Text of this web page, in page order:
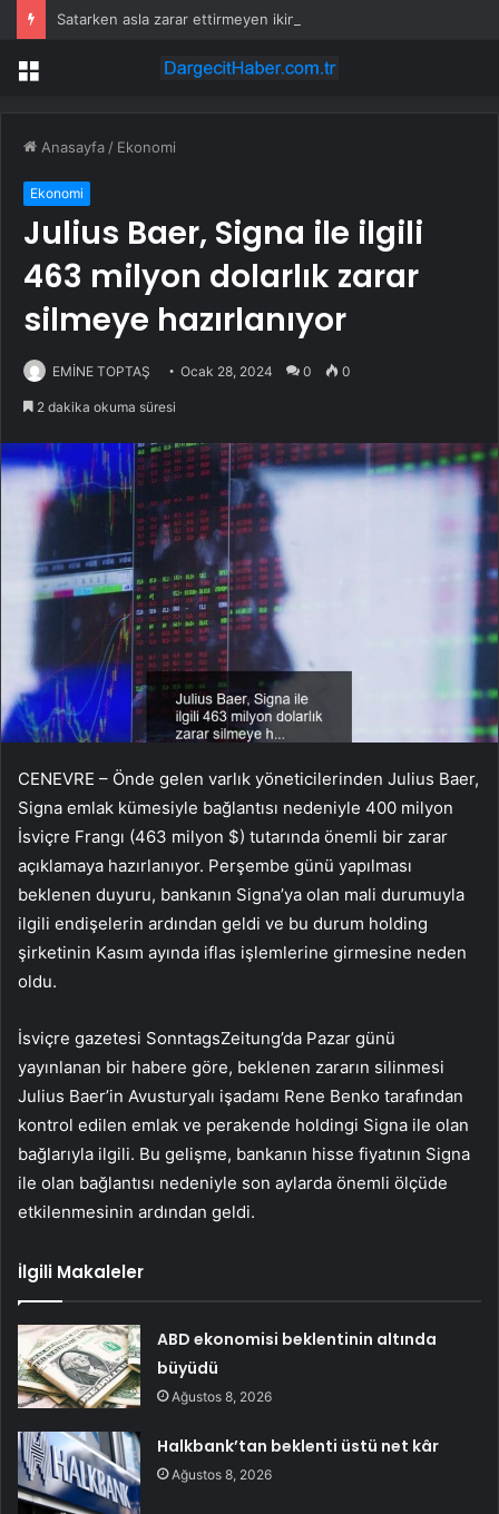
Satarken asla zarar ettirmeyen ikinci el araçlar
Menü
Anasayfa / Ekonomi
Ekonomi
Julius Baer, ​​Signa ile ilgili
463 milyon dolarlık zarar
silmeye hazırlanıyor
EMİNE TOPTAŞ Ocak 28, 2024 0 0
2 dakika okuma süresi
CENEVRE – Önde gelen varlık yöneticilerinden Julius Baer,
​​Signa emlak kümesiyle bağlantısı nedeniyle 400 milyon
İsviçre Frangı (463 milyon $) tutarında önemli bir zarar
açıklamaya hazırlanıyor. Perşembe günü yapılması
beklenen duyuru, bankanın Signa’ya olan mali durumuyla
ilgili endişelerin ardından geldi ve bu durum holding
şirketinin Kasım ayında iflas işlemlerine girmesine neden
oldu.
İsviçre gazetesi SonntagsZeitung’da Pazar günü
yayınlanan bir habere göre, beklenen zararın silinmesi
Julius Baer’in Avusturyalı işadamı Rene Benko tarafından
kontrol edilen emlak ve perakende holdingi Signa ile olan
bağlarıyla ilgili. Bu gelişme, bankanın hisse fiyatının Signa
ile olan bağlantısı nedeniyle son aylarda önemli ölçüde
etkilenmesinin ardından geldi.
İlgili Makaleler
ABD ekonomisi beklentinin altında
büyüdü
Ağustos 8, 2026
Halkbank’tan beklenti üstü net kâr
Ağustos 8, 2026